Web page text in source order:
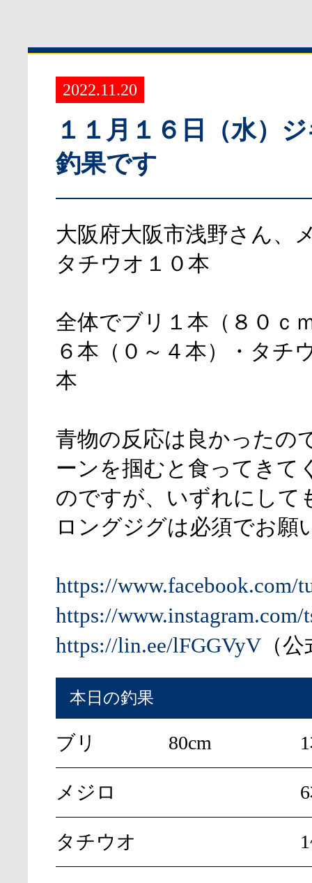
2022.11.20
１１月１６日（水）
釣果です
大阪府大阪市浅野さん、
タチウオ１０本
全体でブリ１本（８０ｃ
６本（０～４本）・タチ
本
青物の反応は良かったの
ーンを掴むと食ってきて
のですが、いずれにして
ロングジグは必須でお願
https://www.facebook.com/
https://www.instagram.com/
https://lin.ee/lFGGVyV （
本日の釣果
ブリ 80cm
メジロ
タチウオ